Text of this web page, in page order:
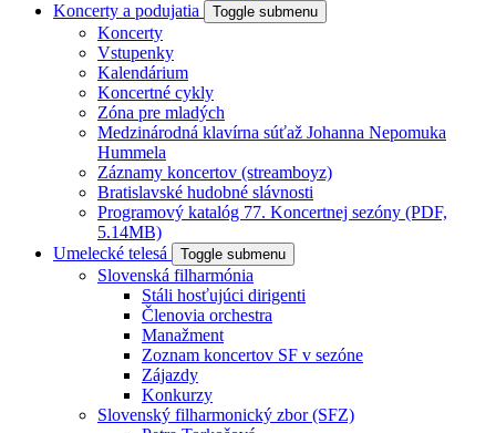
Koncerty a podujatia
Toggle submenu
Koncerty
Vstupenky
Kalendárium
Koncertné cykly
Zóna pre mladých
Medzinárodná klavírna súťaž Johanna Nepomuka
Hummela
Záznamy koncertov (streamboyz)
Bratislavské hudobné slávnosti
Programový katalóg 77. Koncertnej sezóny (PDF,
5.14MB)
Umelecké telesá
Toggle submenu
Slovenská filharmónia
Stáli hosťujúci dirigenti
Členovia orchestra
Manažment
Zoznam koncertov SF v sezóne
Zájazdy
Konkurzy
Slovenský filharmonický zbor (SFZ)